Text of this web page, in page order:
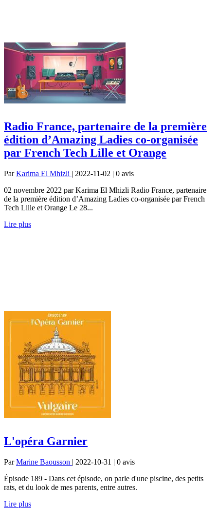
Radio France, partenaire de la première
édition d’Amazing Ladies co-organisée
par French Tech Lille et Orange
ParKarima El Mhizli | 2022-11-02 | 0 avis
02 novembre 2022 par Karima El Mhizli Radio France, partenaire
de la première édition d’Amazing Ladies co-organisée par French
Tech Lille et Orange Le 28...
Lire plus
L'opéra Garnier
ParMarine Baousson | 2022-10-31 | 0 avis
Épisode 189 - Dans cet épisode, on parle d'une piscine, des petits
rats, et du look de mes parents, entre autres.
Lire plus